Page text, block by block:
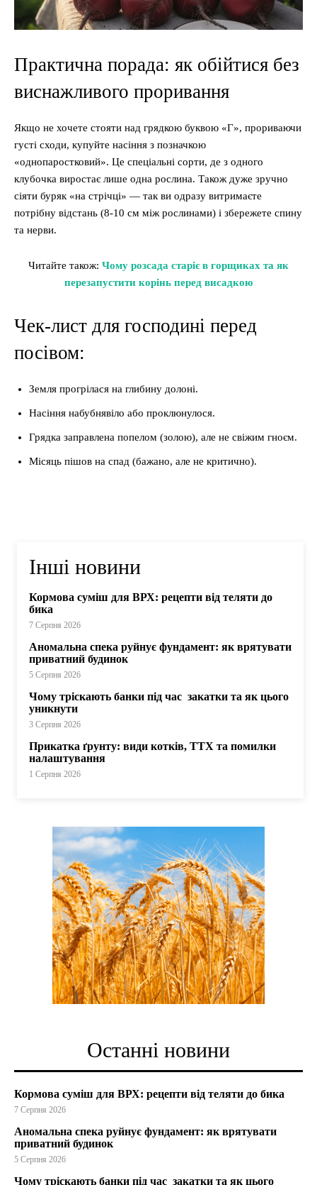
Практична порада: як обійтися без
виснажливого проривання
Якщо не хочете стояти над грядкою буквою «Г», прориваючи
густі сходи, купуйте насіння з позначкою
«однопаростковий». Це спеціальні сорти, де з одного
клубочка виростає лише одна рослина. Також дуже зручно
сіяти буряк «на стрічці» — так ви одразу витримаєте
потрібну відстань (8-10 см між рослинами) і збережете спину
та нерви.
Читайте також: Чому розсада старіє в горщиках та як
перезапустити корінь перед висадкою
Чек-лист для господині перед
посівом:
Земля прогрілася на глибину долоні.
Насіння набубнявіло або проклюнулося.
Грядка заправлена попелом (золою), але не свіжим гноєм.
Місяць пішов на спад (бажано, але не критично).
Інші новини
Кормова суміш для ВРХ: рецепти від теляти до
бика
7 Серпня 2026
Аномальна спека руйнує фундамент: як врятувати
приватний будинок
5 Серпня 2026
Чому тріскають банки під час закатки та як цього
уникнути
3 Серпня 2026
Прикатка ґрунту: види котків, ТТХ та помилки
налаштування
1 Серпня 2026
Останні новини
Кормова суміш для ВРХ: рецепти від теляти до бика
7 Серпня 2026
Аномальна спека руйнує фундамент: як врятувати
приватний будинок
5 Серпня 2026
Чому тріскають банки під час закатки та як цього